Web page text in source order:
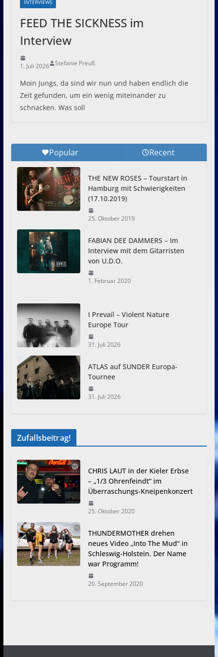
INTERVIEWS
FEED THE SICKNESS im
Interview
1. Juli 2026 Stefanie Preuß
Moin Jungs, da sind wir nun und haben endlich die
Zeit gefunden, um ein wenig miteinander zu
schnacken. Was soll
Popular Recent
THE NEW ROSES – Tourstart in
Hamburg mit Schwierigkeiten
(17.10.2019)
25. Oktober 2019
FABIAN DEE DAMMERS – Im
Interview mit dem Gitarristen
von U.D.O.
1. Februar 2020
I Prevail – Violent Nature
Europe Tour
31. Juli 2026
ATLAS auf SUNDER Europa-
Tournee
31. Juli 2026
Zufallsbeitrag!
CHRIS LAUT in der Kieler Erbse
– „1/3 Ohrenfeindt“ im
Überraschungs-Kneipenkonzert
25. Oktober 2020
THUNDERMOTHER drehen
neues Video „Into The Mud“ in
Schleswig-Holstein. Der Name
war Programm!
20. September 2020